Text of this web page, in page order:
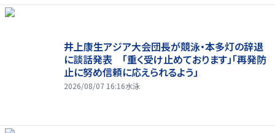
井上康生アジア大会団長が競泳・本多灯の辞退
に談話発表 「重く受け止めております」「再発防
止に努め信頼に応えられるよう」
2026/08/07 16:16水泳